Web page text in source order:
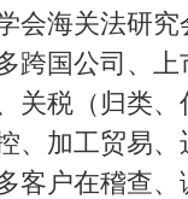
会海关法研
跨国公司、
关税（归类
、加工贸易
客户在稽查